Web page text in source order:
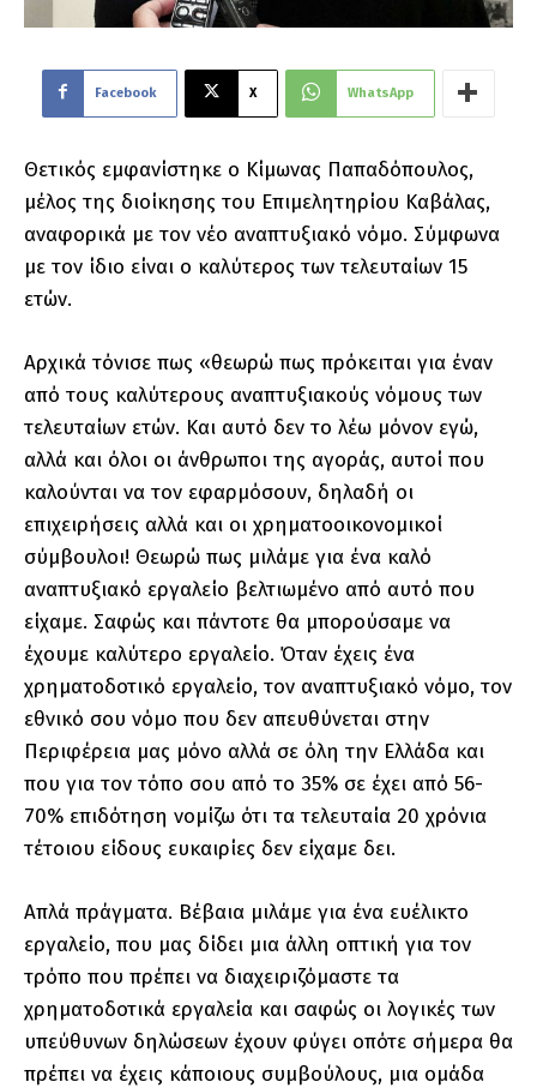
Facebook X WhatsApp
Θετικός εμφανίστηκε ο Κίμωνας Παπαδόπουλος,
μέλος της διοίκησης του Επιμελητηρίου Καβάλας,
αναφορικά με τον νέο αναπτυξιακό νόμο. Σύμφωνα
με τον ίδιο είναι ο καλύτερος των τελευταίων 15
ετών.
Αρχικά τόνισε πως «θεωρώ πως πρόκειται για έναν
από τους καλύτερους αναπτυξιακούς νόμους των
τελευταίων ετών. Και αυτό δεν το λέω μόνον εγώ,
αλλά και όλοι οι άνθρωποι της αγοράς, αυτοί που
καλούνται να τον εφαρμόσουν, δηλαδή οι
επιχειρήσεις αλλά και οι χρηματοοικονομικοί
σύμβουλοι! Θεωρώ πως μιλάμε για ένα καλό
αναπτυξιακό εργαλείο βελτιωμένο από αυτό που
είχαμε. Σαφώς και πάντοτε θα μπορούσαμε να
έχουμε καλύτερο εργαλείο. Όταν έχεις ένα
χρηματοδοτικό εργαλείο, τον αναπτυξιακό νόμο, τον
εθνικό σου νόμο που δεν απευθύνεται στην
Περιφέρεια μας μόνο αλλά σε όλη την Ελλάδα και
που για τον τόπο σου από το 35% σε έχει από 56-
70% επιδότηση νομίζω ότι τα τελευταία 20 χρόνια
τέτοιου είδους ευκαιρίες δεν είχαμε δει.
Απλά πράγματα. Βέβαια μιλάμε για ένα ευέλικτο
εργαλείο, που μας δίδει μια άλλη οπτική για τον
τρόπο που πρέπει να διαχειριζόμαστε τα
χρηματοδοτικά εργαλεία και σαφώς οι λογικές των
υπεύθυνων δηλώσεων έχουν φύγει οπότε σήμερα θα
πρέπει να έχεις κάποιους συμβούλους, μια ομάδα